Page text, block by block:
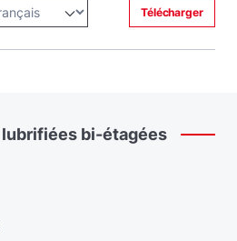
Télécharger
lubrifiées bi-étagées